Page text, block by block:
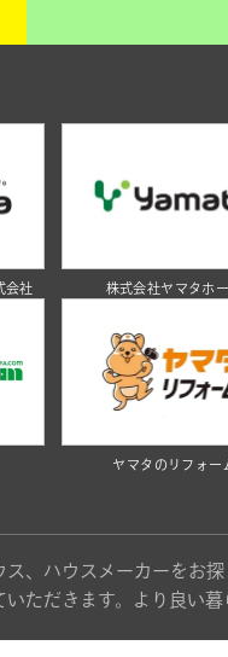
会社 株式会社ヤマタホ
ヤマタのリフォー
、ハウスメーカーをお
ただきます。より良い